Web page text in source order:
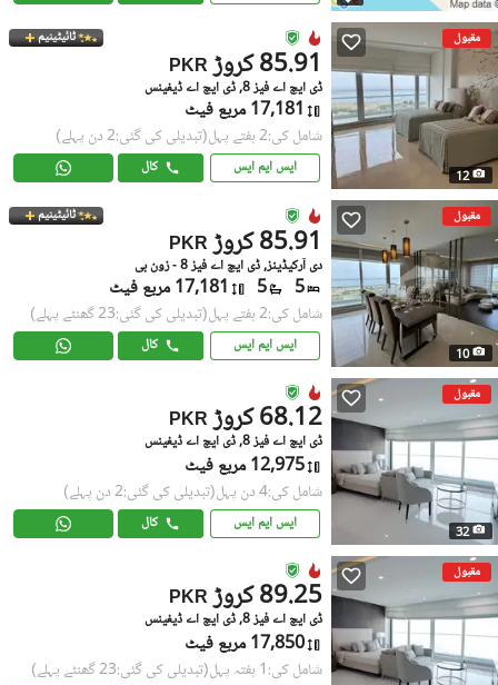
مقبول
12
ٹائیٹینیم
PKR 85.91 کروڑ
ڈی ایچ اے فیز 8, ڈی ایچ اے ڈیفینس
17,181 مربع فیٹ
شامل کی:2 ہفتے پہل (تبدیلی کی گئی:2 دن پہلے)
ایس ایم ایس کال
مقبول
10
ٹائیٹینیم
PKR 85.91 کروڑ
دی آرکیڈینز, ڈی ایچ اے فیز 8 - زون بی
5
5 17,181 مربع فیٹ
شامل کی:2 ہفتے پہل (تبدیلی کی گئی:23 گھنٹے پہلے)
ایس ایم ایس کال
مقبول
32
PKR 68.12 کروڑ
ڈی ایچ اے فیز 8, ڈی ایچ اے ڈیفینس
12,975 مربع فیٹ
شامل کی:4 دن پہل (تبدیلی کی گئی:2 دن پہلے)
ایس ایم ایس کال
مقبول
PKR 89.25 کروڑ
ڈی ایچ اے فیز 8, ڈی ایچ اے ڈیفینس
17,850 مربع فیٹ
شامل کی:1 ہفتہ پہل (تبدیلی کی گئی:23 گھنٹے پہلے)